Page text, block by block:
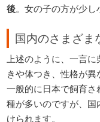
後。女の子の方が少し
国内のさまざま
上述のように、一言
きや体つき、性格が異
一般的に日本で飼育さ
種が多いのですが、国
けられます。